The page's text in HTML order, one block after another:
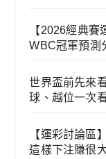
【2026經典
WBC冠軍預測
世界盃前先來
球、越位一次
【運彩討論區
這樣下注賺很